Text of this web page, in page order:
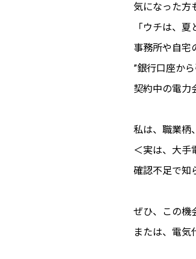
気になった方
「ウチは、
事務所や自宅
”銀行口座か
契約中の電力
私は、職業柄
＜実は、大手
確認不足で知
ぜひ、この機
または、電気